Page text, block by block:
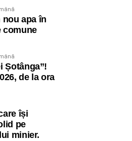
apa în
comune
Șotânga”!
de la ora
își
pe
minier.